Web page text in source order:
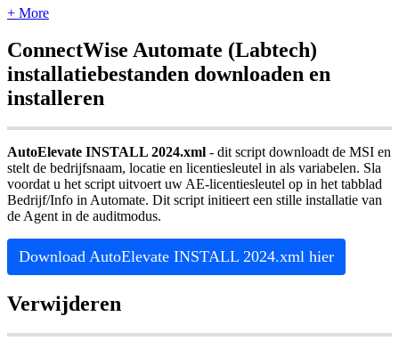
+ More
ConnectWise Automate (Labtech)
installatiebestanden downloaden en
installeren
AutoElevate INSTALL 2024.xml - dit script downloadt de MSI en
stelt de bedrijfsnaam, locatie en licentiesleutel in als variabelen. Sla
voordat u het script uitvoert uw AE-licentiesleutel op in het tabblad
Bedrijf/Info in Automate. Dit script initieert een stille installatie van
de Agent in de auditmodus.
Download AutoElevate INSTALL 2024.xml hier
Verwijderen